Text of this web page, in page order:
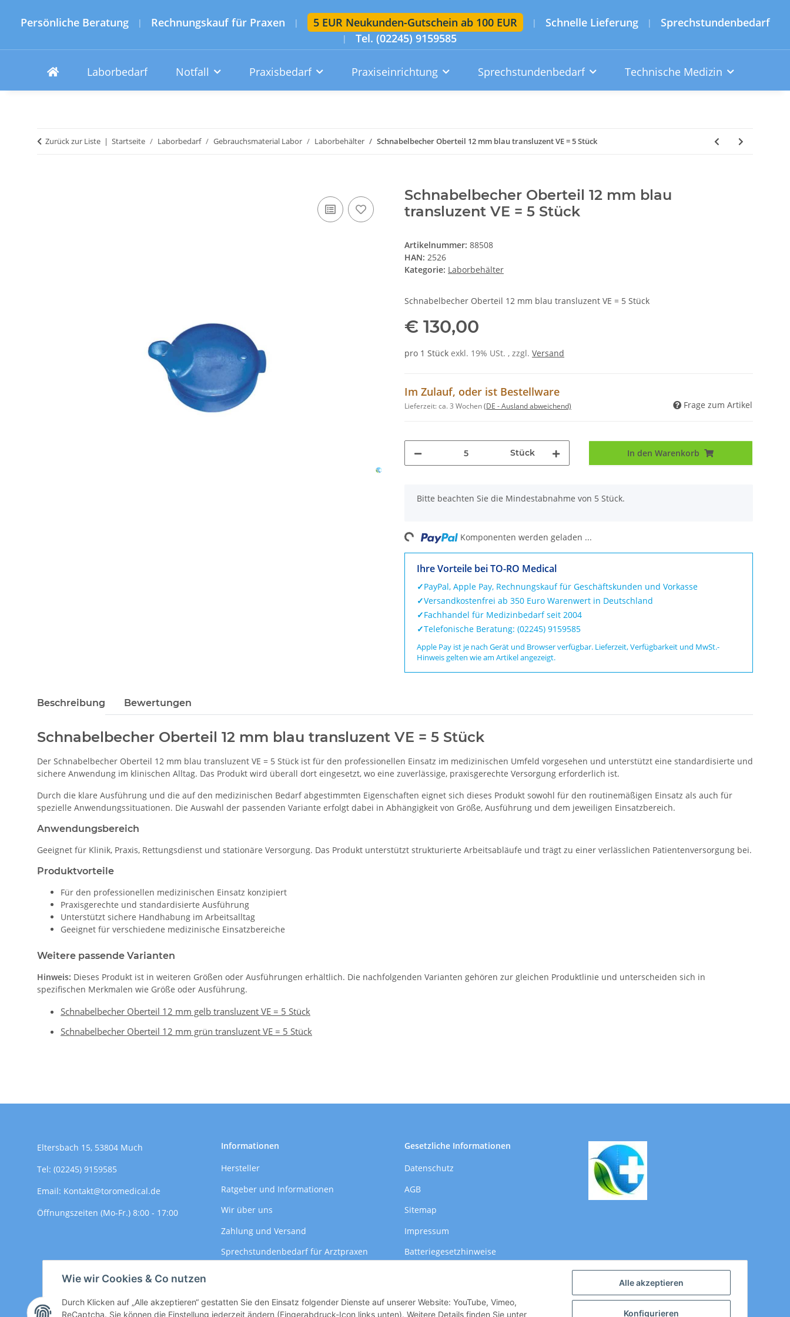
Persönliche Beratung | Rechnungskauf für Praxen | 5 EUR Neukunden-Gutschein ab 100 EUR | Schnelle Lieferung | Sprechstundenbedarf
| Tel. (02245) 9159585
Alle akzeptieren
Konfigurieren
Wie wir Cookies & Co nutzen
Durch Klicken auf „Alle akzeptieren“ gestatten Sie den Einsatz folgender Dienste auf unserer Website: YouTube, Vimeo,
ReCaptcha. Sie können die Einstellung jederzeit ändern (Fingerabdruck-Icon links unten). Weitere Details finden Sie unter
Laborbedarf Notfall Praxisbedarf Praxiseinrichtung Sprechstundenbedarf Technische Medizin
Konto
Wunschzettel Warenkorb
Zurück zur Liste Startseite Laborbedarf Gebrauchsmaterial Labor Laborbehälter Schnabelbecher Oberteil 12 mm blau transluzent VE = 5 Stück
Schnabelbecher Oberteil 12 mm blau
transluzent VE = 5 Stück
Artikelnummer: 88508
HAN: 2526
Kategorie: Laborbehälter
Schnabelbecher Oberteil 12 mm blau transluzent VE = 5 Stück
€ 130,00
pro 1 Stück exkl. 19% USt. , zzgl. Versand
Im Zulauf, oder ist Bestellware
Lieferzeit:ca. 3 Wochen(DE - Ausland abweichend) Frage zum Artikel
Stück In den Warenkorb
x
Bitte beachten Sie die Mindestabnahme von 5 Stück.
Loading... Komponenten werden geladen ...
Ihre Vorteile bei TO-RO Medical
✓PayPal, Apple Pay, Rechnungskauf für Geschäftskunden und Vorkasse
✓Versandkostenfrei ab 350 Euro Warenwert in Deutschland
✓Fachhandel für Medizinbedarf seit 2004
✓Telefonische Beratung: (02245) 9159585
Apple Pay ist je nach Gerät und Browser verfügbar. Lieferzeit, Verfügbarkeit und MwSt.-
Hinweis gelten wie am Artikel angezeigt.
Beschreibung Bewertungen
Schnabelbecher Oberteil 12 mm blau transluzent VE = 5 Stück
Der Schnabelbecher Oberteil 12 mm blau transluzent VE = 5 Stück ist für den professionellen Einsatz im medizinischen Umfeld vorgesehen und unterstützt eine standardisierte und
sichere Anwendung im klinischen Alltag. Das Produkt wird überall dort eingesetzt, wo eine zuverlässige, praxisgerechte Versorgung erforderlich ist.
Durch die klare Ausführung und die auf den medizinischen Bedarf abgestimmten Eigenschaften eignet sich dieses Produkt sowohl für den routinemäßigen Einsatz als auch für
spezielle Anwendungssituationen. Die Auswahl der passenden Variante erfolgt dabei in Abhängigkeit von Größe, Ausführung und dem jeweiligen Einsatzbereich.
Anwendungsbereich
Geeignet für Klinik, Praxis, Rettungsdienst und stationäre Versorgung. Das Produkt unterstützt strukturierte Arbeitsabläufe und trägt zu einer verlässlichen Patientenversorgung bei.
Produktvorteile
Für den professionellen medizinischen Einsatz konzipiert
Praxisgerechte und standardisierte Ausführung
Unterstützt sichere Handhabung im Arbeitsalltag
Geeignet für verschiedene medizinische Einsatzbereiche
Weitere passende Varianten
Hinweis: Dieses Produkt ist in weiteren Größen oder Ausführungen erhältlich. Die nachfolgenden Varianten gehören zur gleichen Produktlinie und unterscheiden sich in
spezifischen Merkmalen wie Größe oder Ausführung.
Schnabelbecher Oberteil 12 mm gelb transluzent VE = 5 Stück
Schnabelbecher Oberteil 12 mm grün transluzent VE = 5 Stück
Eltersbach 15, 53804 Much
Tel: (02245) 9159585
Email: Kontakt@toromedical.de
Öffnungszeiten (Mo-Fr.) 8:00 - 17:00
Informationen
Hersteller
Ratgeber und Informationen
Wir über uns
Zahlung und Versand
Sprechstundenbedarf für Arztpraxen
Gesetzliche Informationen
Datenschutz
AGB
Sitemap
Impressum
Batteriegesetzhinweise